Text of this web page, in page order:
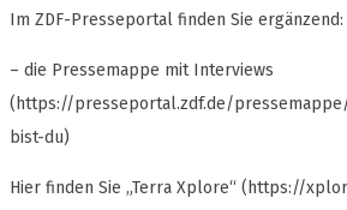
Im ZDF-Presseportal finden Sie ergänzend:
– die Pressemappe mit Interviews
(https://presseportal.zdf.de/
bist-du)
Hier finden Sie „Terra Xplore“ (https://